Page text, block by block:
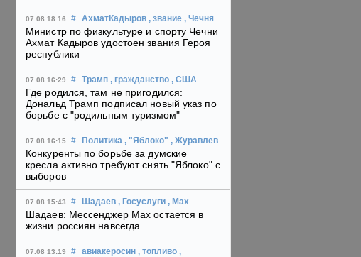
07.08 18:16 # АхматКадыров , звание , Чечня
Министр по физкультуре и спорту Чечни
Ахмат Кадыров удостоен звания Героя
республики
07.08 16:29 # Трамп , гражданство , США
Где родился, там не пригодился:
Дональд Трамп подписал новый указ по
борьбе с "родильным туризмом"
07.08 16:15 # Политика , "Яблоко" , Журавлев
Конкуренты по борьбе за думские
кресла активно требуют снять "Яблоко" с
выборов
07.08 15:43 # Шадаев , Госуслуги , Max
Шадаев: Мессенджер Max остается в
жизни россиян навсегда
07.08 13:19 # авиакеросин , топливо ,